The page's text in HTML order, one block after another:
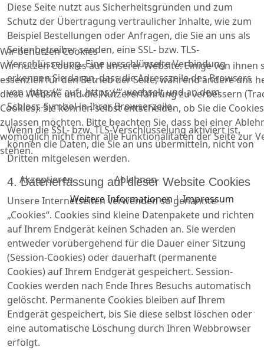
Diese Seite nutzt aus Sicherheitsgründen und zum
Schutz der Übertragung vertraulicher Inhalte, wie zum
Beispiel Bestellungen oder Anfragen, die Sie an uns als
Seitenbetreiber senden, eine SSL- bzw. TLS-
Verschlüsselung. Eine verschlüsselte Verbindung
erkennen Sie daran, dass die Adresszeile des Browsers
von „http://“ auf „https://“ wechselt und an dem
Schloss-Symbol in Ihrer Browserzeile.
Wenn die SSL- bzw. TLS-Verschlüsselung aktiviert ist,
können die Daten, die Sie an uns übermitteln, nicht von
Dritten mitgelesen werden.
4. Datenerfassung auf dieser Website Cookies
Unsere Internetseiten verwenden so genannte
„Cookies“. Cookies sind kleine Datenpakete und richten
auf Ihrem Endgerät keinen Schaden an. Sie werden
entweder vorübergehend für die Dauer einer Sitzung
(Session-Cookies) oder dauerhaft (permanente
Cookies) auf Ihrem Endgerät gespeichert. Session-
Cookies werden nach Ende Ihres Besuchs automatisch
gelöscht. Permanente Cookies bleiben auf Ihrem
Endgerät gespeichert, bis Sie diese selbst löschen oder
eine automatische Löschung durch Ihren Webbrowser
erfolgt.
Wir benutzen Cookies
Wir nutzen Cookies auf unserer Website. Einige von ihnen
essenziell für den Betrieb der Seite, während andere uns
diese Website und die Nutzererfahrung zu verbessern
Cookies). Sie können selbst entscheiden, ob Sie die Cookies
zulassen möchten. Bitte beachten Sie, dass bei einer
womöglich nicht mehr alle Funktionalitäten der Seite zur
stehen.
Akzeptieren
Ablehnen
Weitere Informationen|Impressum